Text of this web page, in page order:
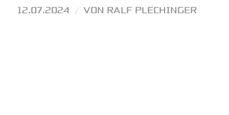
12.07.2024 / VON RALF PLECHINGER